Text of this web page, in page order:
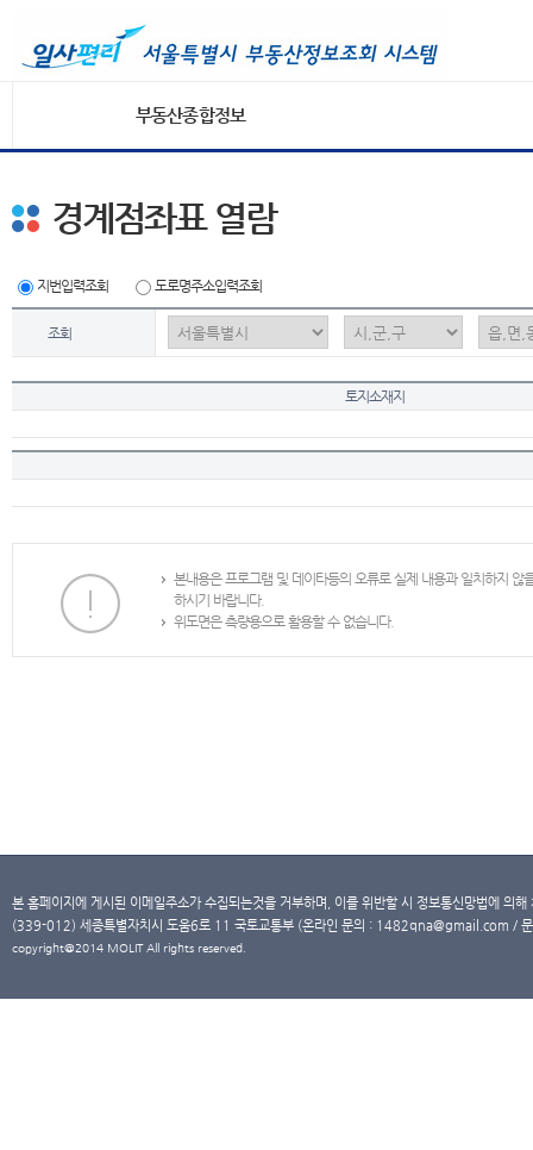
부동산종합정보
경계점좌표 열람
지번입력조회 도로명주소입력조회
조회
토지소재지
본내용은 프로그램 및 데이타등의 오류로 실제 내용과 일치하지
하시기 바랍니다.
위도면은 측량용으로 활용할 수 없습니다.
본 홈페이지에 게시된 이메일주소가 수집되는것을 거부하며, 이를 위반할 시 정보통신망법에 의
(339-012) 세종특별자치시 도움6로 11 국토교통부 (온라인 문의 : 1482qna@gmail.com /
copyright@2014 MOLIT All rights reserved.